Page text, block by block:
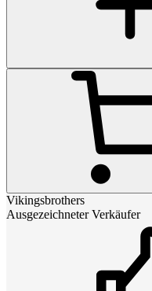
Vikingsbrothers
Ausgezeichneter Verkäufer